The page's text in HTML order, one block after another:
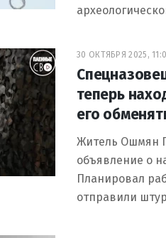
30 ОКТЯБРЯ 2025,
теперь
его
Житель Ошмян
объявление о
Планировал
отправили